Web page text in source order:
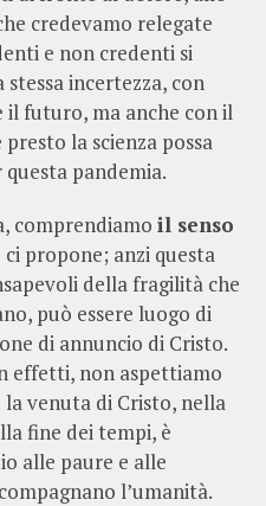
credevamo relegate
e non credenti si
incertezza, con
il futuro, ma anche con il
la scienza possa
pandemia.
comprendiamo il senso
ci propone; anzi questa
della fragilità che
può essere luogo di
di annuncio di Cristo.
effetti, non aspettiamo
la venuta di Cristo, nella
fine dei tempi, è
alle paure e alle
l’umanità.